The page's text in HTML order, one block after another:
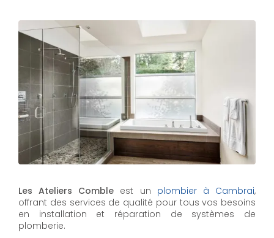
Les Ateliers Comble est un plombier à Cambrai,
offrant des services de qualité pour tous vos besoins
en installation et réparation de systèmes de
plomberie.